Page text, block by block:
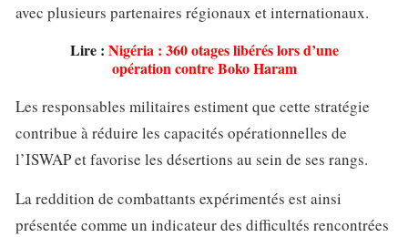
avec plusieurs partenaires régionaux et internationaux.
Lire : Nigéria : 360 otages libérés lors d’une
opération contre Boko Haram
Les responsables militaires estiment que cette stratégie
contribue à réduire les capacités opérationnelles de
l’ISWAP et favorise les désertions au sein de ses rangs.
La reddition de combattants expérimentés est ainsi
présentée comme un indicateur des difficultés rencontrées